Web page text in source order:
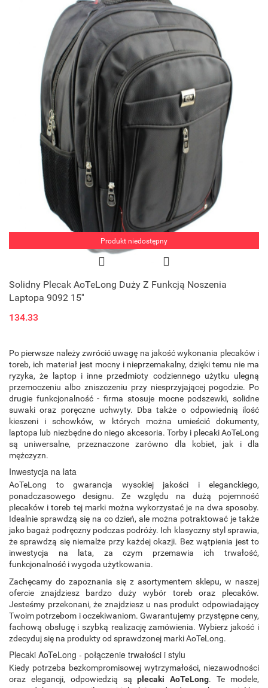
Produkt niedostępny
Solidny Plecak AoTeLong Duży Z Funkcją Noszenia
Laptopa 9092 15''
134.33
Po pierwsze należy zwrócić uwagę na jakość wykonania plecaków i
toreb, ich materiał jest mocny i nieprzemakalny, dzięki temu nie ma
ryzyka, że laptop i inne przedmioty codziennego użytku ulegną
przemoczeniu albo zniszczeniu przy niesprzyjającej pogodzie. Po
drugie funkcjonalność - firma stosuje mocne podszewki, solidne
suwaki oraz poręczne uchwyty. Dba także o odpowiednią ilość
kieszeni i schowków, w których można umieścić dokumenty,
laptopa lub niezbędne do niego akcesoria. Torby i plecaki AoTeLong
są uniwersalne, przeznaczone zarówno dla kobiet, jak i dla
mężczyzn.
Inwestycja na lata
AoTeLong to gwarancja wysokiej jakości i eleganckiego,
ponadczasowego designu. Ze względu na dużą pojemność
plecaków i toreb tej marki można wykorzystać je na dwa sposoby.
Idealnie sprawdzą się na co dzień, ale można potraktować je także
jako bagaż podręczny podczas podróży. Ich klasyczny styl sprawia,
że sprawdzą się niemalże przy każdej okazji. Bez wątpienia jest to
inwestycja na lata, za czym przemawia ich trwałość,
funkcjonalność i wygoda użytkowania.
Zachęcamy do zapoznania się z asortymentem sklepu, w naszej
ofercie znajdziesz bardzo duży wybór toreb oraz plecaków.
Jesteśmy przekonani, że znajdziesz u nas produkt odpowiadający
Twoim potrzebom i oczekiwaniom. Gwarantujemy przystępne ceny,
fachową obsługę i szybką realizację zamówienia. Wybierz jakość i
zdecyduj się na produkty od sprawdzonej marki AoTeLong.
Plecaki AoTeLong - połączenie trwałości i stylu
Kiedy potrzeba bezkompromisowej wytrzymałości, niezawodności
oraz elegancji, odpowiedzią sąplecaki AoTeLong. Te modele,